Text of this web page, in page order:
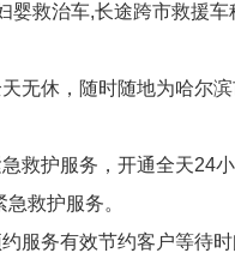
婴救治车,长途跨市救援车
无休，随时随地为哈尔
救护服务，开通全天24
救护服务。
服务有效节约客户等待